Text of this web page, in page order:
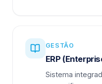
GESTÃO
ERP
Sistema